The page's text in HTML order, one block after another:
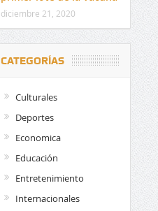
diciembre 21, 2020
CATEGORÍAS
Culturales
Deportes
Economica
Educación
Entretenimiento
Internacionales